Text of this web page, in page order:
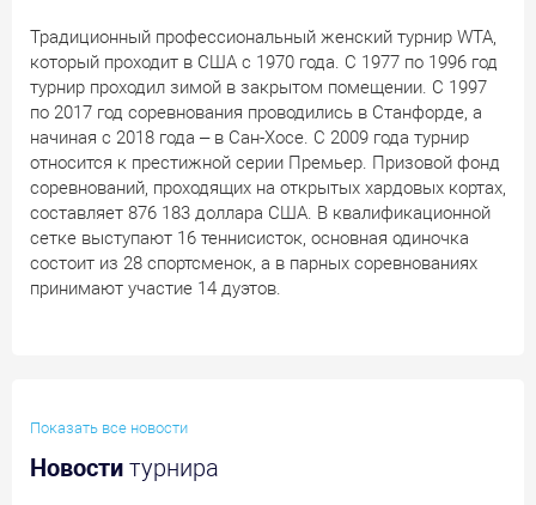
Традиционный профессиональный женский турнир WTA,
который проходит в США с 1970 года. С 1977 по 1996 год
турнир проходил зимой в закрытом помещении. С 1997
по 2017 год соревнования проводились в Станфорде, а
начиная с 2018 года – в Сан-Хосе. С 2009 года турнир
относится к престижной серии Премьер. Призовой фонд
соревнований, проходящих на открытых хардовых кортах,
составляет 876 183 доллара США. В квалификационной
сетке выступают 16 теннисисток, основная одиночка
состоит из 28 спортсменок, а в парных соревнованиях
принимают участие 14 дуэтов.
Показать все новости
Новости турнира